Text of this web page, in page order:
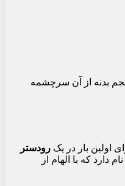
بدنه از آن سرچشمه
اولین بار در یک رودستر
نام دارد که با الهام از